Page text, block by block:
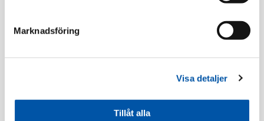
Marknadsföring
Visa detaljer
Tillåt alla
Exxact impulsfjäder
Exxact dosa 2-fack
21mm ant